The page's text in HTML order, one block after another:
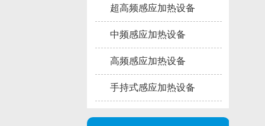
超高频感应加热设备
中频感应加热设备
高频感应加热设备
手持式感应加热设备